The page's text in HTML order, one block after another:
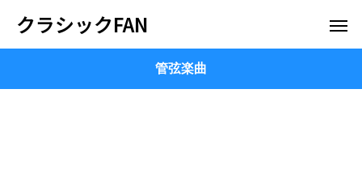
クラシックFAN
管弦楽曲